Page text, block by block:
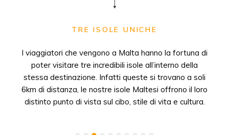
TRE ISOLE UNICHE
I viaggiatori che vengono a Malta hanno la fortuna di
poter visitare tre incredibili isole all’interno della
stessa destinazione. Infatti queste si trovano a soli
6km di distanza, le nostre isole Maltesi offrono il loro
distinto punto di vista sul cibo, stile di vita e cultura.